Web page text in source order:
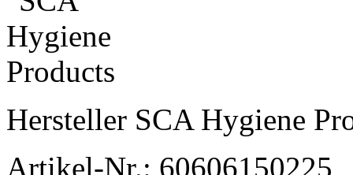
Hersteller SCA Hygiene
Artikel-Nr.: 60606150225